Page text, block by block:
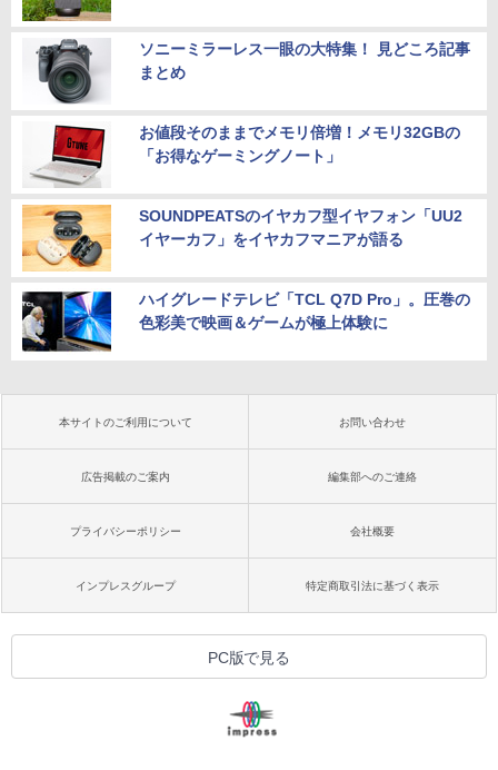
ソニーミラーレス一眼の大特集！ 見どころ記事
まとめ
お値段そのままでメモリ倍増！メモリ32GBの
「お得なゲーミングノート」
SOUNDPEATSのイヤカフ型イヤフォン「UU2
イヤーカフ」をイヤカフマニアが語る
ハイグレードテレビ「TCL Q7D Pro」。圧巻の
色彩美で映画＆ゲームが極上体験に
本サイトのご利用について お問い合わせ
広告掲載のご案内 編集部へのご連絡
プライバシーポリシー 会社概要
インプレスグループ 特定商取引法に基づく表示
PC版で見る